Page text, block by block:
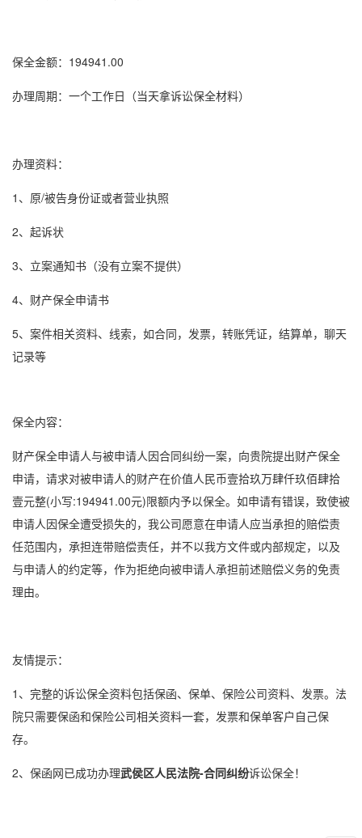
保全金额：194941.00
办理周期：一个工作日（当天拿诉讼保全材料）
办理资料：
1、原/被告身份证或者营业执照
2、起诉状
3、立案通知书（没有立案不提供）
4、财产保全申请书
5、案件相关资料、线索，如合同，发票，转账凭证，结算单，聊天
记录等
保全内容：
财产保全申请人与被申请人因合同纠纷一案，向贵院提出财产保全
申请，请求对被申请人的财产在价值人民币壹拾玖万肆仟玖佰肆拾
壹元整(小写:194941.00元)限额内予以保全。如申请有错误，致使被
申请人因保全遭受损失的，我公司愿意在申请人应当承担的赔偿责
任范围内，承担连带赔偿责任，并不以我方文件或内部规定，以及
与申请人的约定等，作为拒绝向被申请人承担前述赔偿义务的免责
理由。
友情提示：
1、完整的诉讼保全资料包括保函、保单、保险公司资料、发票。法
院只需要保函和保险公司相关资料一套，发票和保单客户自己保
存。
2、保函网已成功办理武侯区人民法院-合同纠纷诉讼保全！